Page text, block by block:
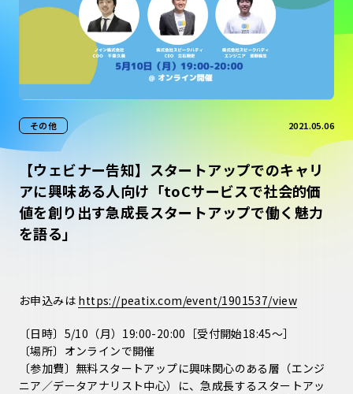
その他 2021.05.06
【ウェビナー告知】スタートアップでのキャリ
アに興味ある人向け「toCサービスで社会的価
値を創り出す急成長スタートアップで働く魅力
を語る」
お申込みは https://peatix.com/event/1901537/view
〔日時〕5/10（月）19:00-20:00［受付開始18:45〜］
〔場所〕オンラインで開催
〔参加費〕無料スタートアップに興味関心のある層（エンジ
ニア／データアナリスト中心）に、急成長するスタートアッ